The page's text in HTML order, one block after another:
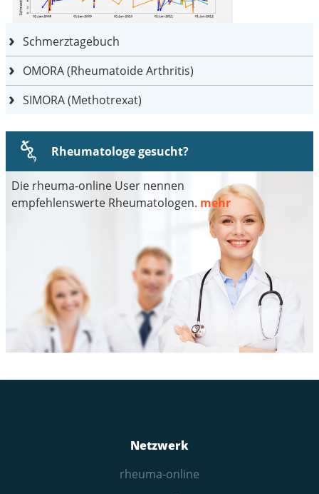
Schmerztagebuch
OMORA (Rheumatoide Arthritis)
SIMORA (Methotrexat)
Rheumatologe gesucht?
Die rheuma-online User nennen
empfehlenswerte Rheumatologen. mehr
Netzwerk
rheuma-online